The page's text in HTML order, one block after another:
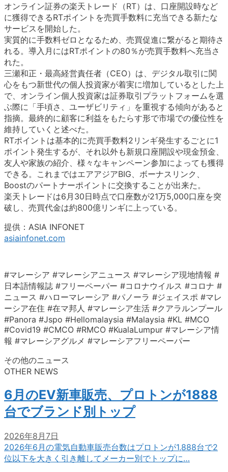
オンライン証券の楽天トレード（RT）は、口座開設時など
に獲得できるRTポイントを売買手数料に充当できる新たな
サービスを開始した。
実質的に手数料ゼロとなるため、売買促進に繋がると期待さ
れる。導入月にはRTポイントの80％が売買手数料へ充当さ
れた。
三瀬和正・最高経営責任者（CEO）は、デジタル取引に関
心をもつ新世代の個人投資家が着実に増加しているとした上
で、オンライン個人投資家は証券取引プラットフォームを選
ぶ際に「手頃さ、ユーザビリティ」を重視する傾向があると
指摘。最終的に顧客に利益をもたらす形で市場での優位性を
維持していくと述べた。
RTポイントは基本的に売買手数料2リンギ発生するごとに1
ポイント発生するが、それ以外も新規口座開設や現金預金、
友人や家族の紹介、様々なキャンペーン参加によっても獲得
できる。これまではエアアジアBIG、ボーナスリンク、
Boostのパートナーポイントに交換することが出来た。
楽天トレードは6月30日時点で口座数が21万5,000口座を突
破し、売買代金は約800億リンギに上っている。
提供：ASIA INFONET
asiainfonet.com
#マレーシア #マレーシアニュース #マレーシア現地情報 #
日本語情報誌 #フリーペーパー #コロナウイルス #コロナ #
ニュース #ハローマレーシア #パノーラ #ジェイスポ #マレ
ーシア在住 #在マ邦人 #マレーシア生活 #クアラルンプール
#Panora #Jspo #Hellomalaysia #Malaysia #KL #MCO
#Covid19 #CMCO #RMCO #KualaLumpur #マレーシア情
報 #マレーシアグルメ #マレーシアフリーペーパー
その他のニュース
OTHER NEWS
6月のEV新車販売、プロトンが1888
台でブランド別トップ
2026年8月7日
2026年6月の電気自動車販売台数はプロトンが1,888台で2
位以下を大きく引き離してメーカー別でトップに…